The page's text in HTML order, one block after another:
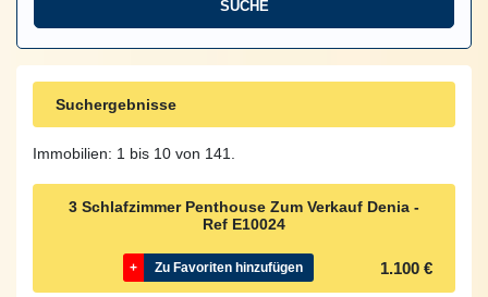
Suchergebnisse
Immobilien: 1 bis 10 von 141.
3 Schlafzimmer Penthouse Zum Verkauf Denia -
Ref E10024
+ Zu Favoriten hinzufügen 1.100 €